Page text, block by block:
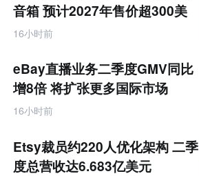
业
互
联
网
音箱 预计2027年售价超300美
元
16小时前
eBay直播业务二季度GMV同比
增8倍 将扩张更多国际市场
16小时前
Etsy裁员约220人优化架构 二季
度总营收达6.683亿美元